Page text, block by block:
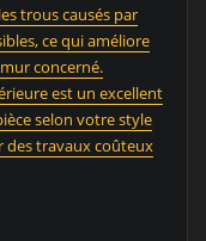
trous causés par
ce qui améliore
concerné.
est un excellent
selon votre style
des travaux coûteux